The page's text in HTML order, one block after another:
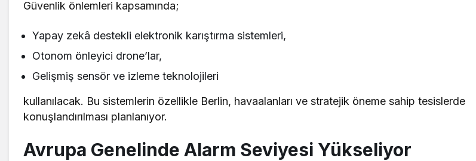
Güvenlik önlemleri kapsamında;
Yapay zekâ destekli elektronik karıştırma sistemleri,
Otonom önleyici drone’lar,
Gelişmiş sensör ve izleme teknolojileri
kullanılacak. Bu sistemlerin özellikle Berlin, havaalanları ve stratejik öneme sahip tesislerde
konuşlandırılması planlanıyor.
Avrupa Genelinde Alarm Seviyesi Yükseliyor